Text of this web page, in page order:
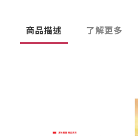
商品描述 了解更多